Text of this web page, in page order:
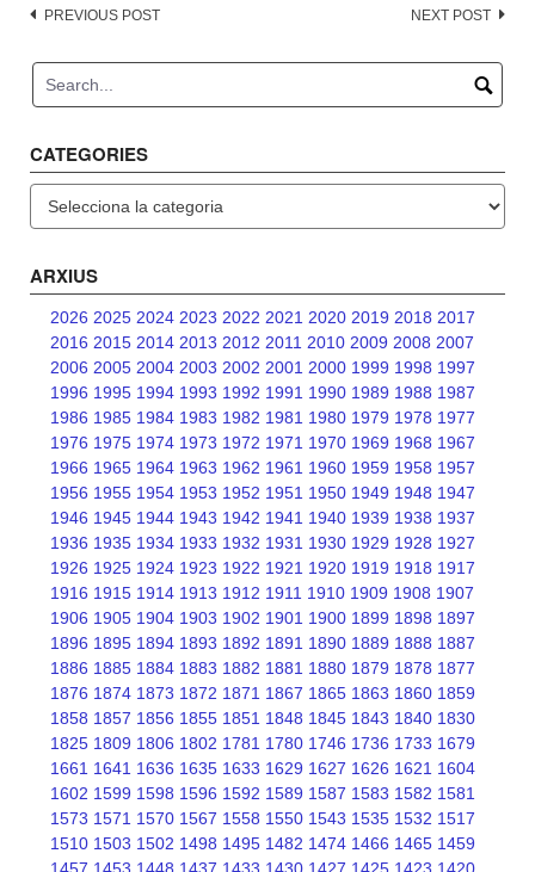
Post
PREVIOUS POST NEXT POST
CATEGORIES
ARXIUS
2026 2025 2024 2023 2022 2021 2020 2019 2018 2017
2016 2015 2014 2013 2012 2011 2010 2009 2008 2007
2006 2005 2004 2003 2002 2001 2000 1999 1998 1997
1996 1995 1994 1993 1992 1991 1990 1989 1988 1987
1986 1985 1984 1983 1982 1981 1980 1979 1978 1977
1976 1975 1974 1973 1972 1971 1970 1969 1968 1967
1966 1965 1964 1963 1962 1961 1960 1959 1958 1957
1956 1955 1954 1953 1952 1951 1950 1949 1948 1947
1946 1945 1944 1943 1942 1941 1940 1939 1938 1937
1936 1935 1934 1933 1932 1931 1930 1929 1928 1927
1926 1925 1924 1923 1922 1921 1920 1919 1918 1917
1916 1915 1914 1913 1912 1911 1910 1909 1908 1907
1906 1905 1904 1903 1902 1901 1900 1899 1898 1897
1896 1895 1894 1893 1892 1891 1890 1889 1888 1887
1886 1885 1884 1883 1882 1881 1880 1879 1878 1877
1876 1874 1873 1872 1871 1867 1865 1863 1860 1859
1858 1857 1856 1855 1851 1848 1845 1843 1840 1830
1825 1809 1806 1802 1781 1780 1746 1736 1733 1679
1661 1641 1636 1635 1633 1629 1627 1626 1621 1604
1602 1599 1598 1596 1592 1589 1587 1583 1582 1581
1573 1571 1570 1567 1558 1550 1543 1535 1532 1517
1510 1503 1502 1498 1495 1482 1474 1466 1465 1459